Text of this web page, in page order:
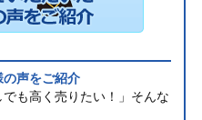
声をご紹介
も高く売りたい！」そんな